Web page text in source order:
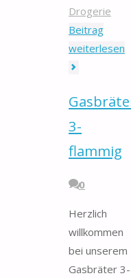
Drogerie
Beitrag
weiterlesen
3-
flammig
0
Herzlich
willkommen
bei unserem
Gasbräter 3-